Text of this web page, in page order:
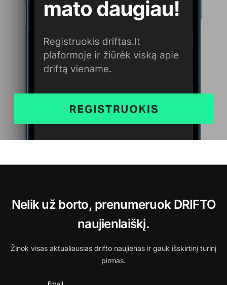
Nelik už borto, prenumeruok DRIFTO
naujienlaiškį.
Žinok visas aktualiausias drifto naujienas ir gauk išskirtinį turinį
pirmas.